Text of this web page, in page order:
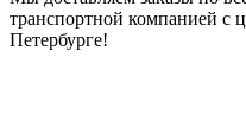
транспортной компанией с
Петербурге!